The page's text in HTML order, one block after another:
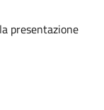
presentazione